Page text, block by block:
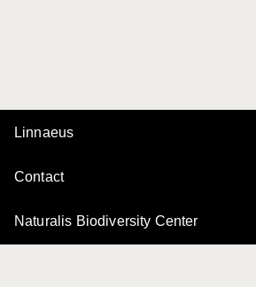
Linnaeus
Contact
Naturalis Biodiversity Center